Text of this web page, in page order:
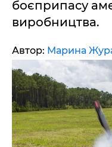
боєприпасу
виробництва.
Автор: Марина